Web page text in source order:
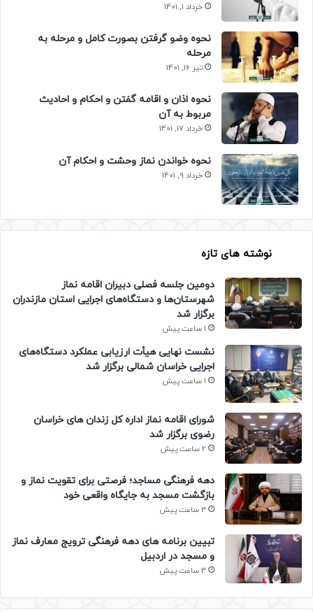
خرداد 1, 1401
نحوه وضو گرفتن بصورت کامل و مرحله به
مرحله
تیر 16, 1401
نحوه اذان و اقامه گفتن و احکام و احادیث
مربوط به آن
خرداد 17, 1401
نحوه خواندن نماز وحشت و احکام آن
خرداد 9, 1401
نوشته های تازه
دومین جلسه فصلی دبیران اقامه نماز
شهرستان‌ها و دستگاه‌های اجرایی استان مازندران
برگزار شد
1 ساعت پیش
نشست نهایی هیأت ارزیابی عملکرد دستگاه‌های
اجرایی خراسان شمالی برگزار شد
1 ساعت پیش
شورای اقامه نماز اداره کل زندان های خراسان
رضوی برگزار شد
2 ساعت پیش
دهه فرهنگی مساجد؛ فرصتی برای تقویت نماز و
بازگشت مسجد به جایگاه واقعی خود
3 ساعت پیش
تبیین برنامه های دهه فرهنگی ترویج معارف نماز
و مسجد در اردبیل
3 ساعت پیش